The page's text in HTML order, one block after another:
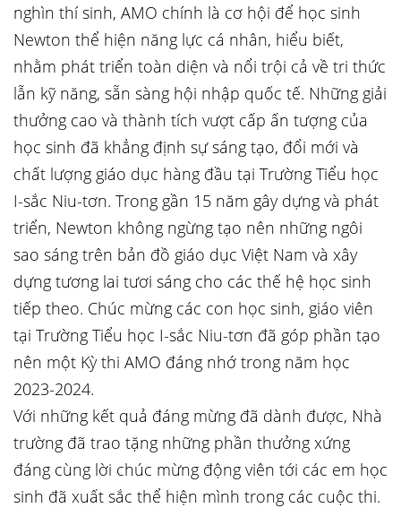
nghìn thí sinh, AMO chính là cơ hội để học sinh
Newton thể hiện năng lực cá nhân, hiểu biết,
nhằm phát triển toàn diện và nổi trội cả về tri thức
lẫn kỹ năng, sẵn sàng hội nhập quốc tế. Những giải
thưởng cao và thành tích vượt cấp ấn tượng của
học sinh đã khẳng định sự sáng tạo, đổi mới và
chất lượng giáo dục hàng đầu tại Trường Tiểu học
I-sắc Niu-tơn. Trong gần 15 năm gây dựng và phát
triển, Newton không ngừng tạo nên những ngôi
sao sáng trên bản đồ giáo dục Việt Nam và xây
dựng tương lai tươi sáng cho các thế hệ học sinh
tiếp theo. Chúc mừng các con học sinh, giáo viên
tại Trường Tiểu học I-sắc Niu-tơn đã góp phần tạo
nên một Kỳ thi AMO đáng nhớ trong năm học
2023-2024.
Với những kết quả đáng mừng đã dành được, Nhà
trường đã trao tặng những phần thưởng xứng
đáng cùng lời chúc mừng động viên tới các em học
sinh đã xuất sắc thể hiện mình trong các cuộc thi.